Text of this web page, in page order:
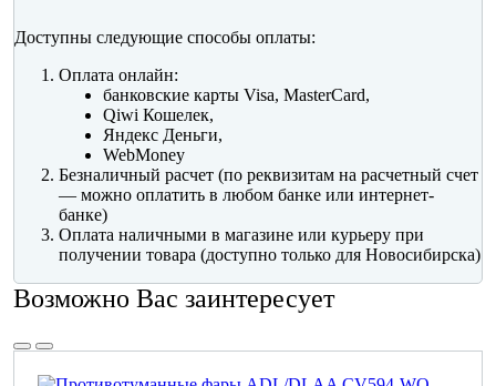
Доступны следующие способы оплаты:
Оплата онлайн:
банковские карты Visa, MasterCard,
Qiwi Кошелек,
Яндекс Деньги,
WebMoney
Безналичный расчет (по реквизитам на расчетный счет
— можно оплатить в любом банке или интернет-
банке)
Оплата наличными в магазине или курьеру при
получении товара (доступно только для Новосибирска)
Возможно Вас заинтересует